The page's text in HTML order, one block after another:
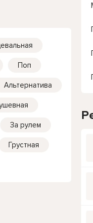
Поп
Альтернатива
За рулем
Грустная